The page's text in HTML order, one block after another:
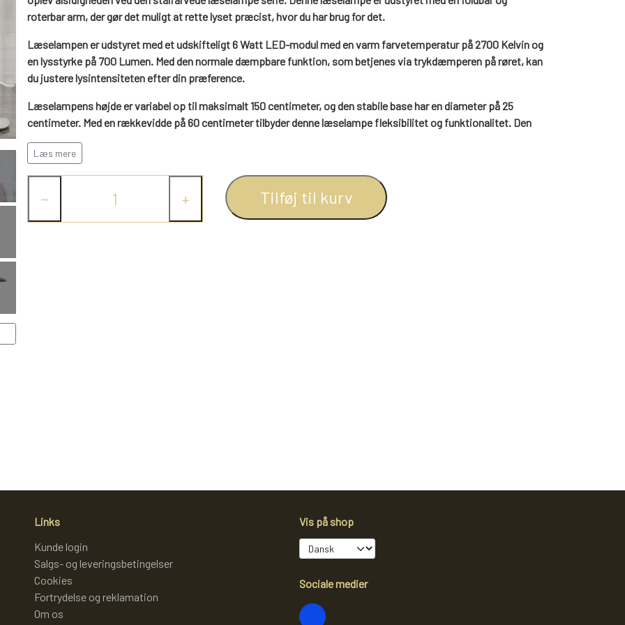
BOGREOLER 40 CM DYBDE
roterbar arm, der gør det muligt at rette lyset præcist, hvor du har brug for det.
Læselampen er udstyret med et udskifteligt 6 Watt LED-modul med en varm farvetemperatur på 2700 Kelvin og
en lysstyrke på 700 Lumen. Med den normale dæmpbare funktion, som betjenes via trykdæmperen på røret, kan
du justere lysintensiteten efter din præference.
Læselampens højde er variabel op til maksimalt 150 centimeter, og den stabile base har en diameter på 25
centimeter. Med en rækkevidde på 60 centimeter tilbyder denne læselampe fleksibilitet og funktionalitet. Den
leveres med en ledning på 200 centimeter.
Bestil den online nu og forvandl din læsekrog med denne stålfarvede læselampe og oplev den perfekte
Læs mere
− + Tilføj til kurv
Links
Kunde login
Salgs- og leveringsbetingelser
Cookies
Fortrydelse og reklamation
Om os
Vis på shop
Sociale medier